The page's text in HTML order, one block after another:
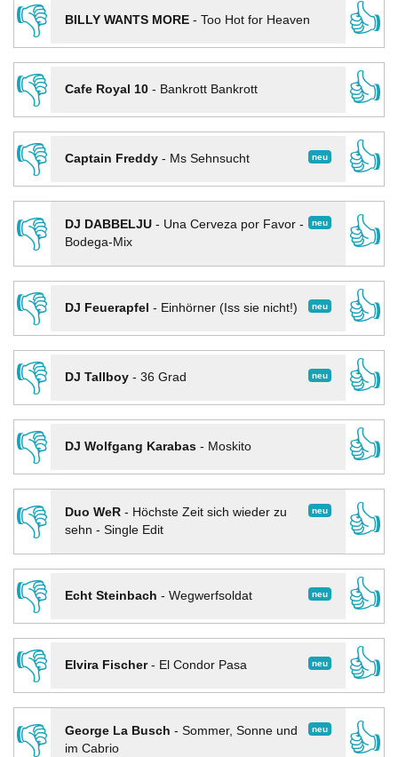
👎
BILLY WANTS MORE- Too Hot for Heaven
👍
👎
Cafe Royal 10- Bankrott Bankrott
👍
👎
neu
Captain Freddy- Ms Sehnsucht
👍
👎
neu
DJ DABBELJU- Una Cerveza por Favor -
Bodega-Mix
👍
👎
neu
DJ Feuerapfel - Einhörner (Iss sie nicht!)
👍
👎
neu
DJ Tallboy- 36 Grad
👍
👎
DJ Wolfgang Karabas- Moskito
👍
👎
neu
Duo WeR- Höchste Zeit sich wieder zu
sehn - Single Edit
👍
👎
neu
Echt Steinbach - Wegwerfsoldat
👍
👎
neu
Elvira Fischer- El Condor Pasa
👍
👎
neu
George La Busch - Sommer, Sonne und
im Cabrio
👍